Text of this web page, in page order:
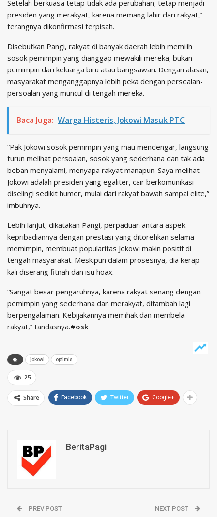
Setelah berkuasa tetap tidak ada perubahan, tetap menjadi
presiden yang merakyat, karena memang lahir dari rakyat,”
terangnya dikonfirmasi terpisah.
Disebutkan Pangi, rakyat di banyak daerah lebih memilih
sosok pemimpin yang dianggap mewakili mereka, bukan
pemimpin dari keluarga biru atau bangsawan. Dengan alasan,
masyarakat menganggapnya lebih peka dengan persoalan-
persoalan yang muncul di tengah mereka.
Baca Juga: Warga Histeris, Jokowi Masuk PTC
“Pak Jokowi sosok pemimpin yang mau mendengar, langsung
turun melihat persoalan, sosok yang sederhana dan tak ada
beban menyalami, menyapa rakyat manapun. Saya melihat
Jokowi adalah presiden yang egaliter, cair berkomunikasi
diselingi sedikit humor, mulai dari rakyat bawah sampai elite,”
imbuhnya.
Lebih lanjut, dikatakan Pangi, perpaduan antara aspek
kepribadiannya dengan prestasi yang ditorehkan selama
memimpin, membuat popularitas Jokowi makin positif di
tengah masyarakat. Meskipun dalam prosesnya, dia kerap
kali diserang fitnah dan isu hoax.
“Sangat besar pengaruhnya, karena rakyat senang dengan
pemimpin yang sederhana dan merakyat, ditambah lagi
berpengalaman. Kebijakannya memihak dan membela
rakyat,” tandasnya.#osk
jokowi optimis
25
Share Facebook Twitter Google+
BeritaPagi
PREV POST NEXT POST